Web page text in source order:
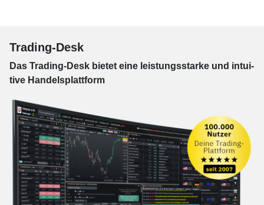
Trading-Desk
Das Trading-Desk bie­tet eine leis­tungs­star­ke und in­tui­
tive Han­dels­platt­form